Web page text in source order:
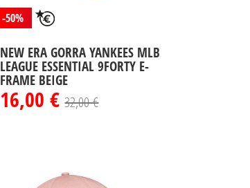
-50%
NEW ERA GORRA YANKEES MLB
LEAGUE ESSENTIAL 9FORTY E-
FRAME BEIGE
16,00 €32,00 €